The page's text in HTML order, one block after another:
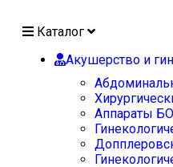
Каталог
Акушерство и
Аппараты